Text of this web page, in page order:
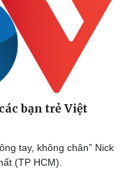
yêu - Gia đình
bạn trẻ Việt
tay, không chân” Nick
(TP HCM).